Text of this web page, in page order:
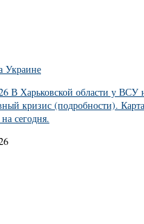
Украине
В Харьковской области у ВСУ
кризис (подробности).
сегодня.